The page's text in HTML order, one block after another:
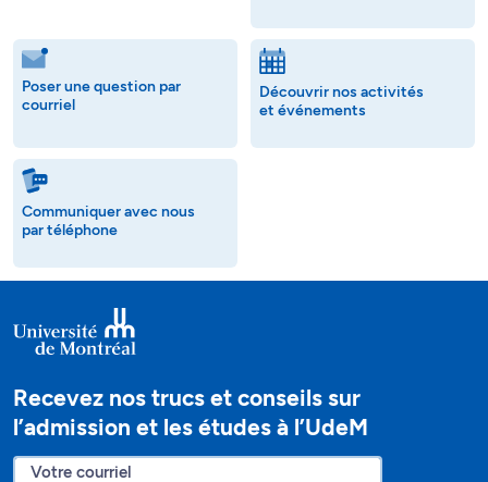
Poser une question par
courriel
Découvrir nos activités
et événements
Communiquer avec nous
par téléphone
Recevez nos trucs et conseils sur
l’admission et les études à l’UdeM